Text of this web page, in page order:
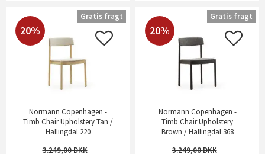
20%
Normann Copenhagen -
Timb Chair Upholstery Tan /
Hallingdal 220
3.249,00
Gratis fragt
20%
Normann Copenhagen -
Timb Chair Upholstery
Brown / Hallingdal 368
3.249,00
Gratis fragt